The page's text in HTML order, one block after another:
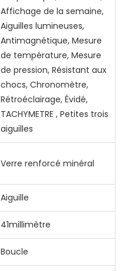
Affichage de la semaine,
Aiguilles lumineuses,
Antimagnétique, Mesure
de température, Mesure
de pression, Résistant aux
chocs, Chronomètre,
Rétroéclairage, Évidé,
TACHYMETRE , Petites trois
aiguilles
Verre renforcé minéral
Aiguille
41millimètre
Boucle